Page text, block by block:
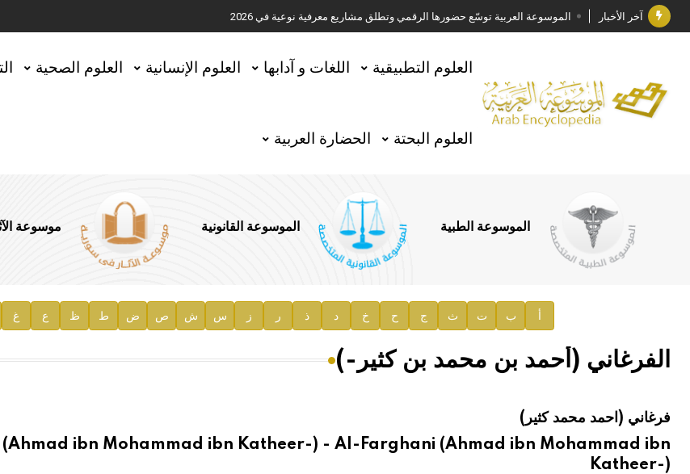
آخر الأخبار الموسوعة العربية توسّع حضورها الرقمي وتطلق مشاريع معرفية نوعية في 2026
جائزة مجمع الملك سلمان العالمي للغة العربية 2025
الأستاذ إياد خالد الطباع مدير عام لهيئة الموسوعة العربية
السيد محمد ياسين صالح وزيرا للثقافة
توصيات مجلس الإدارة
صدور المجلد السابع من موسوعة الآثار في سورية
إعلان..
هيئة الموسوعة العربية تطلق موسوعات جديدة في عام 2026
العلوم التطبيقية اللغات و آدابها العلوم الإنسانية العلوم الصحية
العلوم البحتة الحضارة العربية
الموسوعة الطبية الموسوعة القانونية موسوعة
أ ب ت ث ج ح خ د ذ ر ز س ش ص ض ط ظ ع غ
الفرغاني (أحمد بن محمد بن كثير-)
فرغاني (احمد محمد كثير)
ibn Mohammad ibn Katheer-) - Al-Farghani (Ahmad ibn Mohammad ibn
Katheer-)